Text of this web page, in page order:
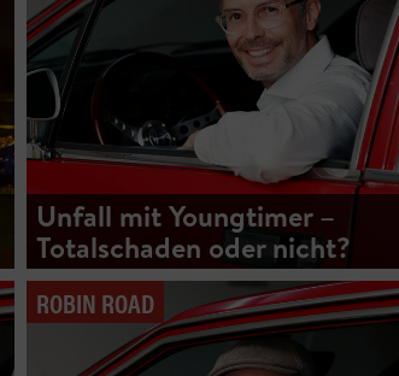
Unfall mit Youngtimer –
Totalschaden oder nicht?
ROBIN ROAD